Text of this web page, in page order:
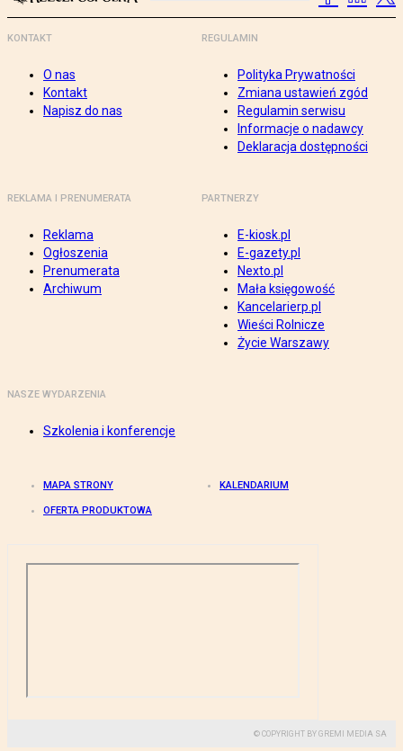
KONTAKT
O nas
Kontakt
Napisz do nas
REGULAMIN
Polityka Prywatności
Zmiana ustawień zgód
Regulamin serwisu
Informacje o nadawcy
Deklaracja dostępności
REKLAMA I PRENUMERATA
Reklama
Ogłoszenia
Prenumerata
Archiwum
PARTNERZY
E-kiosk.pl
E-gazety.pl
Nexto.pl
Mała księgowość
Kancelarierp.pl
Wieści Rolnicze
Życie Warszawy
NASZE WYDARZENIA
Szkolenia i konferencje
MAPA STRONY KALENDARIUM
OFERTA PRODUKTOWA
© COPYRIGHT BY GREMI MEDIA SA